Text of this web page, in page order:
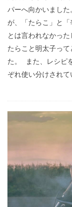
パーへ向かいまし
が、「たらこ」と
とは言われなかっ
たらこと明太子っ
た。 また、レシピ
ぞれ使い分けされて